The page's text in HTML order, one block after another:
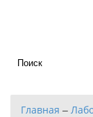
Главная –